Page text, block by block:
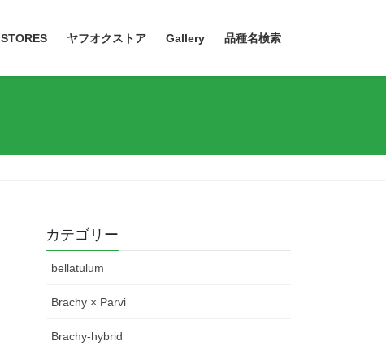
STORES ヤフオクストア Gallery 品種名検索
カテゴリー
bellatulum
Brachy × Parvi
Brachy-hybrid